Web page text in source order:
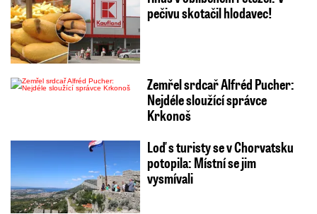
pečivu skotačil hlodavec!
Zemřel srdcař Alfréd Pucher:
Nejdéle sloužící správce
Krkonoš
Loď s turisty se v Chorvatsku
potopila: Místní se jim
vysmívali